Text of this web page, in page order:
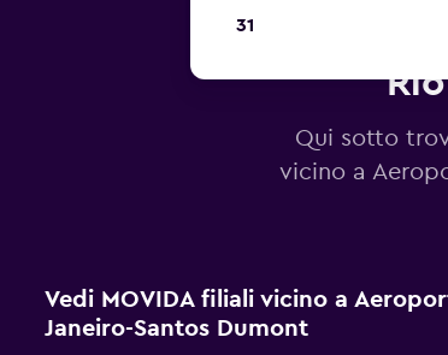
Qui sotto
vicino a
Vedi MOVIDA filiali vicino a
Janeiro-Santos Dumont
31